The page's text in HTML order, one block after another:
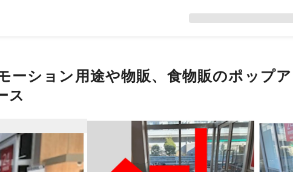
ション用途や物販、食物販のポップ
ス